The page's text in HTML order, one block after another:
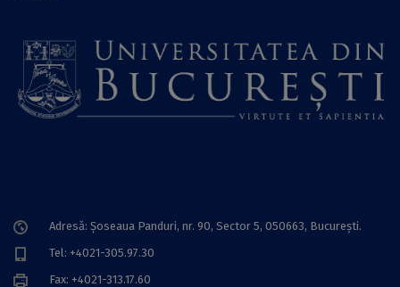
Adresă: Șoseaua Panduri, nr. 90, Sector 5, 050663, Bucureşti.
Tel: +4021-305.97.30
Fax: +4021-313.17.60